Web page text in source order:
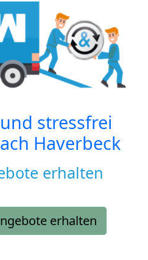
stressfrei
Haverbeck
erhalten
erhalten